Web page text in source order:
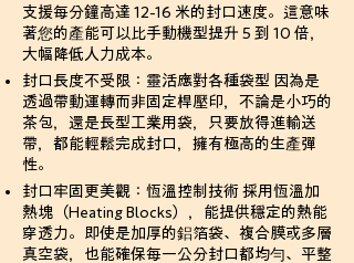
支援每分鐘高達 12-16 米的封口速度。這意味
著您的產能可以比手動機型提升 5 到 10 倍，
大幅降低人力成本。
封口長度不受限：靈活應對各種袋型 因為是
透過帶動運轉而非固定桿壓印，不論是小巧的
茶包，還是長型工業用袋，只要放得進輸送
帶，都能輕鬆完成封口，擁有極高的生產彈
性。
封口牢固更美觀：恆溫控制技術 採用恆溫加
熱塊（Heating Blocks），能提供穩定的熱能
穿透力。即使是加厚的鋁箔袋、複合膜或多層
真空袋，也能確保每一公分封口都均勻、平整